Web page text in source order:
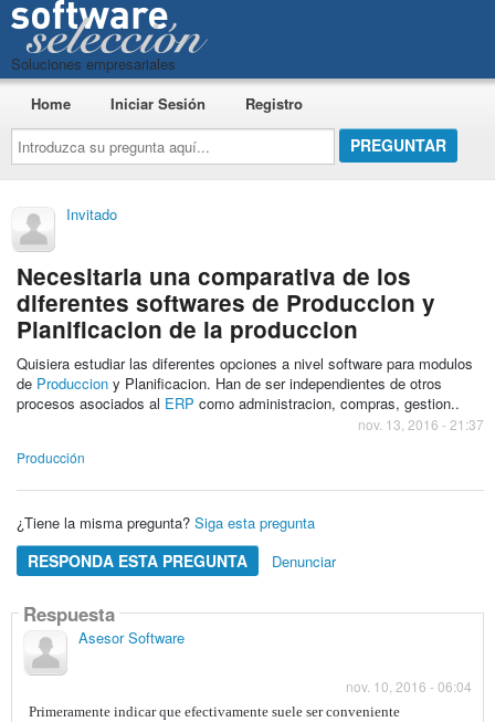
Soluciones empresariales
Introduzca
su
pregunta
aquí...
Home Iniciar Sesión Registro
Invitado
Necesitaria una comparativa de los
diferentes softwares de Produccion y
Planificacion de la produccion
Quisiera estudiar las diferentes opciones a nivel software para modulos
de Producciony Planificacion. Han de ser independientes de otros
procesos asociados al ERP como administracion, compras, gestion..
nov. 13, 2016 - 21:37
Producción
¿Tiene la misma pregunta? Siga esta pregunta
RESPONDA ESTA PREGUNTA Denunciar
Respuesta
Asesor Software
nov. 10, 2016 - 06:04
Primeramente indicar que efectivamente suele ser conveniente